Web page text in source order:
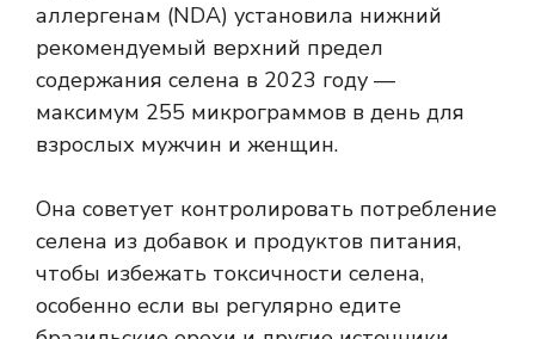
аллергенам (NDA) установила нижний
рекомендуемый верхний предел
содержания селена в 2023 году —
максимум 255 микрограммов в день для
взрослых мужчин и женщин.
Она советует контролировать потребление
селена из добавок и продуктов питания,
чтобы избежать токсичности селена,
особенно если вы регулярно едите